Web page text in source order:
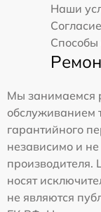
Наши
Способы
Мы занимаемся
обслуживанием
гарантийного
независимо и
производителя.
носят
не являются